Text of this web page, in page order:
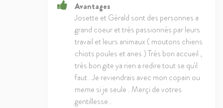
Avantages
Josette et Gérald sont des personnes a
grand coeur et trés passionnés par leurs
travail et leurs animaux ( moutons chiens
chiots poules et anes ) Trés bon accueil ,
trés bon gite ya rien a redire tout se qu'il
faut . Je reviendrais avec mon copain ou
meme si je seule . Merçi de votres
gentillesse .